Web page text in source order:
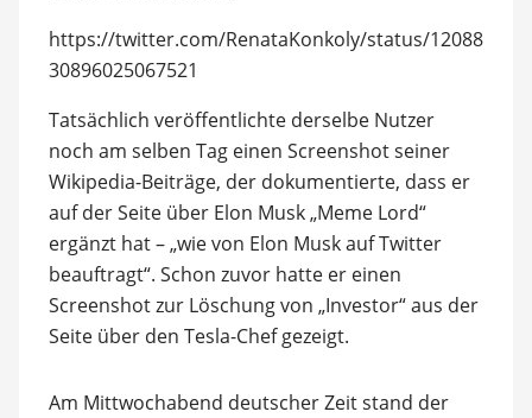
https://twitter.com/RenataKonkoly/status/12088
30896025067521
Tatsächlich veröffentlichte derselbe Nutzer
noch am selben Tag einen Screenshot seiner
Wikipedia-Beiträge, der dokumentierte, dass er
auf der Seite über Elon Musk „Meme Lord“
ergänzt hat – „wie von Elon Musk auf Twitter
beauftragt“. Schon zuvor hatte er einen
Screenshot zur Löschung von „Investor“ aus der
Seite über den Tesla-Chef gezeigt.
Am Mittwochabend deutscher Zeit stand der